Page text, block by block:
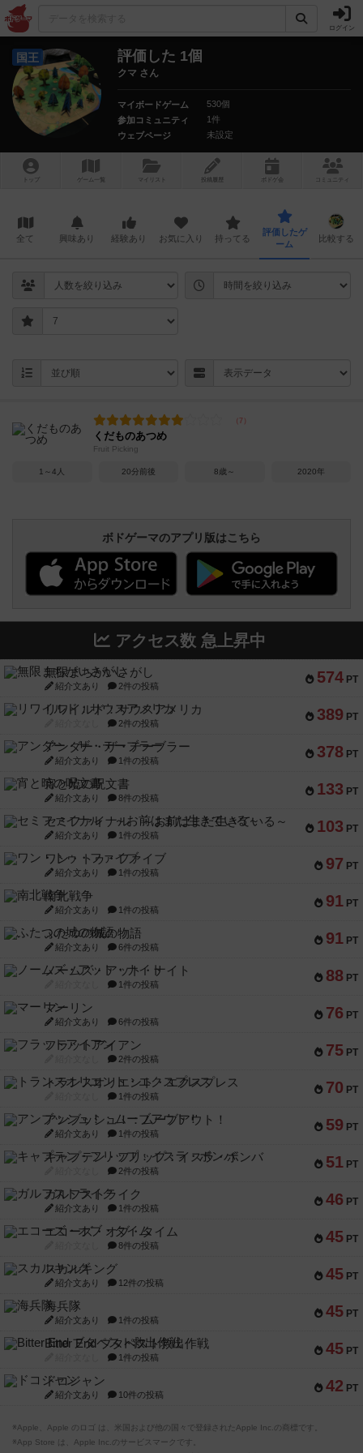
ログイン
国王 評価した 1個
クマ さん
マイボードゲーム
530個
参加コミュニティ
1件
ウェブページ
未設定
トップ ゲーム一覧 マイリスト 投稿履歴 ボ ドゲ コミュニティ
全て 興味あり 経験あり お気に入り 持ってる
評価したゲ
ーム
比較する
くだものあつめ
Fruit Picking
1～4人 20分前後 8歳～ 2020年
ボドゲーマのアプリ版はこちら
アクセス数 急上昇中
574 PT
無限まちがいさがし
紹介文あり 2件の投稿
389 PT
リワイルド：サウスアメリカ
2件の投稿
378 PT
アンダー・ザ・テーブラー
紹介文あり 1件の投稿
133 PT
宵と暁の呪文書
紹介文あり 8件の投稿
103 PT
セミファイナル ～お前はまだ生きている～
紹介文あり 1件の投稿
97 PT
ワン・トゥ・ファイブ
紹介文あり 1件の投稿
91 PT
南北戦争
紹介文あり 1件の投稿
91 PT
ふたつの城の物語
紹介文あり 6件の投稿
88 PT
ノームズ・アット・ナイト
1件の投稿
76 PT
マーリン
紹介文あり 6件の投稿
75 PT
フラットアイアン
2件の投稿
70 PT
トランスオリエント・エクスプレス
1件の投稿
59 PT
アンブッシュ！：ムーブアウト！
紹介文あり 1件の投稿
51 PT
キャプテン・フリップ：イスラ・ボンバ
2件の投稿
46 PT
ガルフストライク
紹介文あり 1件の投稿
45 PT
エコーズ・オブ・タイム
8件の投稿
45 PT
スカルキング
紹介文あり 12件の投稿
45 PT
海兵隊
紹介文あり 1件の投稿
45 PT
Bitter End ブタペスト救出作戦
1件の投稿
42 PT
ドコジャン
紹介文あり 10件の投稿
※Apple、Apple のロゴ は、米国および他の国々で登録されたApple Inc.の商標です。
※App Store は、Apple Inc.のサービスマークです。